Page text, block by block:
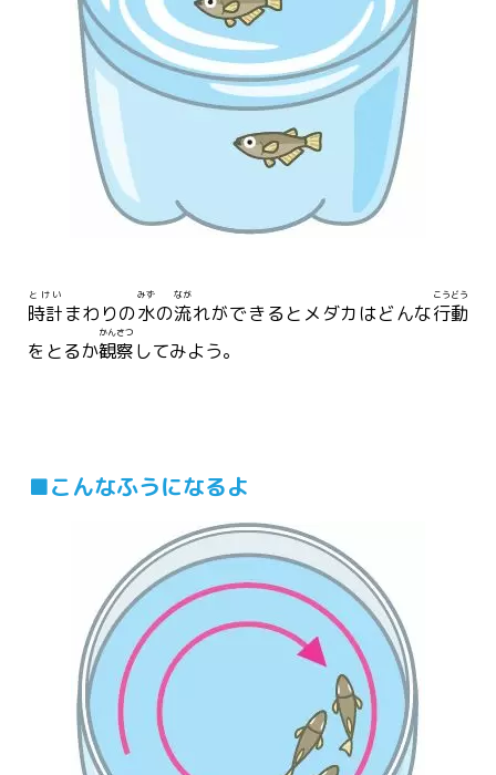
時計
とけい
まわりの水
みず
の流
なが
れができるとメダカはどんな行動
こうどう
をとるか観察
かんさつ
してみよう。
■こんなふうになるよ